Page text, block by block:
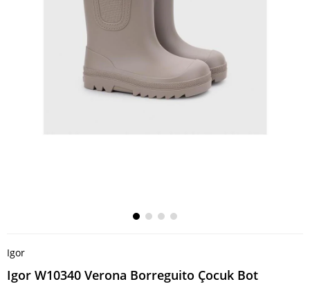
Igor
Igor W10340 Verona Borreguito Çocuk Bot